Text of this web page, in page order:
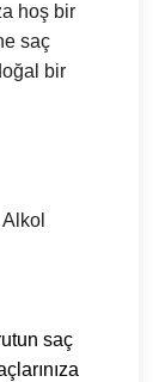
hoş bir
saç
bir
saç